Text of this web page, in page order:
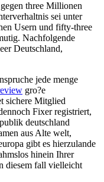
three Millionen
sei unter
Usern und fifty-three
Nachfolgende
Deutschland,
jede menge
gro?e
sichere Mitglied
Fixer registriert,
deutschland
aus Alte welt,
gibt es hierzulande
hinein Ihrer
diesem fall vielleicht